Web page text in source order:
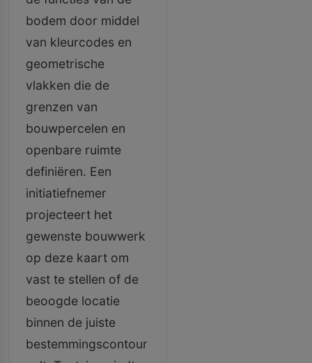
bodem door middel
van kleurcodes en
geometrische
vlakken die de
grenzen van
bouwpercelen en
openbare ruimte
definiëren. Een
initiatiefnemer
projecteert het
gewenste bouwwerk
op deze kaart om
vast te stellen of de
beoogde locatie
binnen de juiste
bestemmingscontour